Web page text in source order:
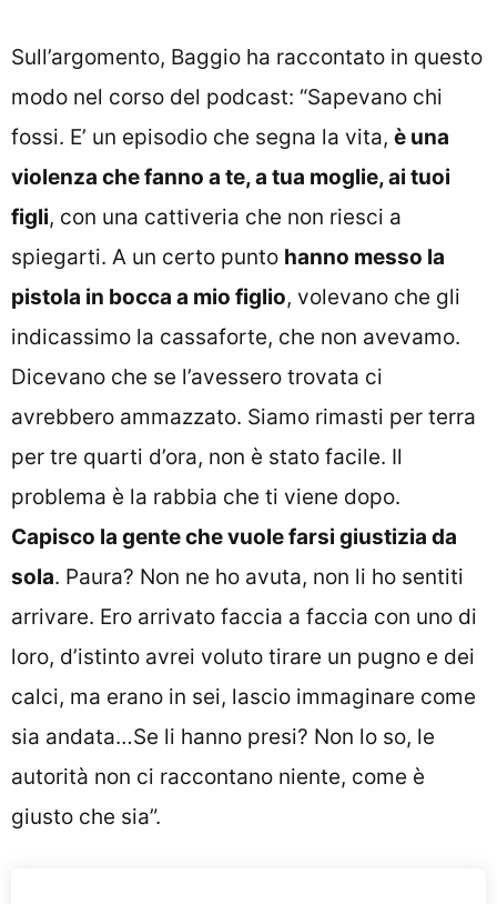
Sull’argomento, Baggio ha raccontato in questo
modo nel corso del podcast: “Sapevano chi
fossi. E’ un episodio che segna la vita, è una
violenza che fanno a te, a tua moglie, ai tuoi
figli, con una cattiveria che non riesci a
spiegarti. A un certo punto hanno messo la
pistola in bocca a mio figlio, volevano che gli
indicassimo la cassaforte, che non avevamo.
Dicevano che se l’avessero trovata ci
avrebbero ammazzato. Siamo rimasti per terra
per tre quarti d’ora, non è stato facile. Il
problema è la rabbia che ti viene dopo.
Capisco la gente che vuole farsi giustizia da
sola. Paura? Non ne ho avuta, non li ho sentiti
arrivare. Ero arrivato faccia a faccia con uno di
loro, d’istinto avrei voluto tirare un pugno e dei
calci, ma erano in sei, lascio immaginare come
sia andata…Se li hanno presi? Non lo so, le
autorità non ci raccontano niente, come è
giusto che sia”.